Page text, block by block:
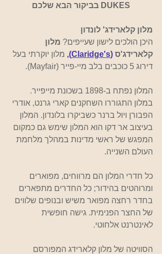
DUKES בביקור הבא שלכם
מלון קלארידג' לונדון
היכן הולכים לישון שעייפים? מלון
קלארידג'ס (Claridge's),
מלון יוקרתי בעל
דירוג 5 כוכבים בלב מיי-פייר (Mayfair).
המלון נפתח ב-1898 בשכונת מייפייר.
במלון התגוררו השחקנים קארי גרנט, אודרי
הפבורן ויול ברנר כשביקרו בלונדון. המלון
בעיצוב אר דקו הוא המלון שימש גם כמקום
המפגש של ראשי מדינות במהלך מלחמת
העולם השנייה.
כל חדרי המלון הם מרווחים, מפוארים
ומרוהטים בהידור; כל החדרים מתפארים
בחדר רחצה מפואר משיש ובנופים שלווים
של החצר הפנימית. גישה חופשית
לאינטרנט אלחוטי.
הסוויטה של מלון קלארידג המפורסם